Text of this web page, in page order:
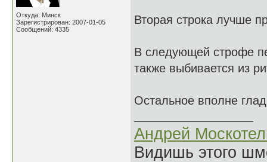
Откуда: Минск
Зарегистрирован: 2007-01-05
Сообщений: 4335
Вторая строка лучше
В следующей строфе
также выбивается из
Остальное вполне
Андрей
Видишь этого